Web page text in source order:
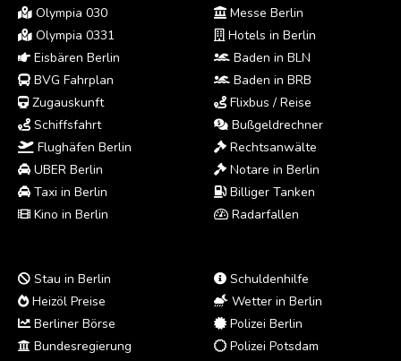
Olympia 030
Olympia 0331
Eisbären Berlin
BVG Fahrplan
Zugauskunft
Schiffsfahrt
Flughäfen Berlin
UBER Berlin
Taxi in Berlin
Kino in Berlin
Messe Berlin
Hotels in Berlin
Baden in BLN
Baden in BRB
Flixbus / Reise
Bußgeldrechner
Rechtsanwälte
Notare in Berlin
Billiger Tanken
Radarfallen
Stau in Berlin
Heizöl Preise
Berliner Börse
Bundesregierung
Schuldenhilfe
Wetter in Berlin
Polizei Berlin
Polizei Potsdam